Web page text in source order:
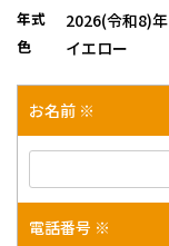
年式 2026(令和8)年
色 イエロー
お名前 ※
電話番号 ※